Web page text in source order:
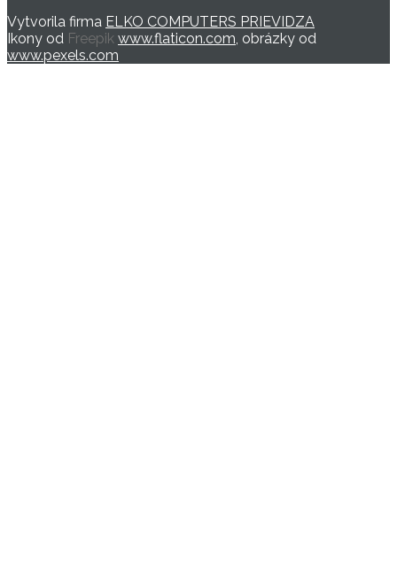
Vytvorila firma ELKO COMPUTERS PRIEVIDZA
Ikony od Freepik www.flaticon.com , obrázky od
www.pexels.com